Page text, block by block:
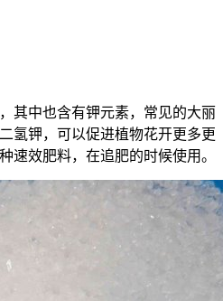
其中也含有钾元素，常见的大丽
氢钾，可以促进植物花开更多更
速效肥料，在追肥的时候使用。